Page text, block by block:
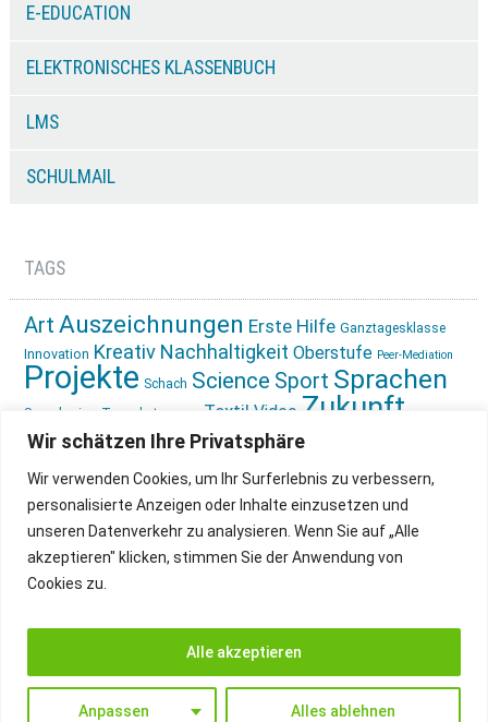
Wir schätzen Ihre Privatsphäre
Wir verwenden Cookies, um Ihr Surferlebnis zu verbessern,
personalisierte Anzeigen oder Inhalte einzusetzen und
unseren Datenverkehr zu analysieren. Wenn Sie auf „Alle
akzeptieren" klicken, stimmen Sie der Anwendung von
Cookies zu.
Anpassen Alles ablehnen
Alle akzeptieren
E-EDUCATION
ELEKTRONISCHES KLASSENBUCH
LMS
SCHULMAIL
TAGS
Art Auszeichnungen Erste Hilfe Ganztagesklasse
Innovation Kreativ Nachhaltigkeit Oberstufe Peer-Mediation
Projekte Schach Science Sport Sprachen
Sprachreise Tagesbetreuung Textil Video Zukunft
gestalten Ökologie
IMPRESSUM